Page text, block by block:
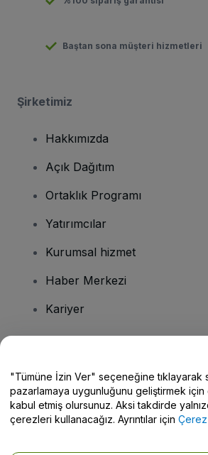
Baştan sona müşteri hizmetleri
Şirketimiz
Hakkımızda
Açık Dağıtım
Ortaklık Programı
Yatırımcılar
Kurumsal hizmet
Haber Merkezi
Kariyer
Yardım Merkezi / Bize Ulaşın
"Tümüne İzin Ver" seçeneğine tıklayarak
pazarlamaya uygunluğunu geliştirmek için
kabul etmiş olursunuz. Aksi takdirde
çerezleri kullanacağız. Ayrıntılar için Çerez